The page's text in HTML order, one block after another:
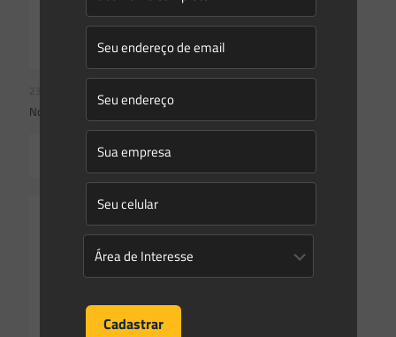
23/07/2026
Novidades | Âmbito Federal
Read more